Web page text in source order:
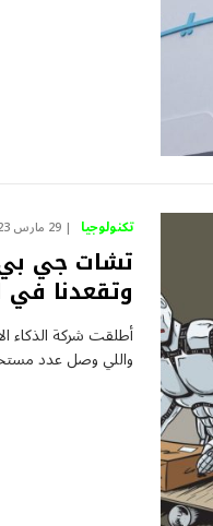
تكنولوجيا 29 مارس 2023
تشات جي بي
وتقعدنا في
واللي وصل عدد مستخدميه